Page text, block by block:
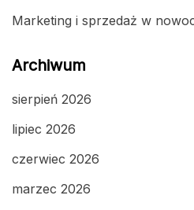
Marketing i sprzedaż w
Archiwum
sierpień 2026
lipiec 2026
czerwiec 2026
marzec 2026